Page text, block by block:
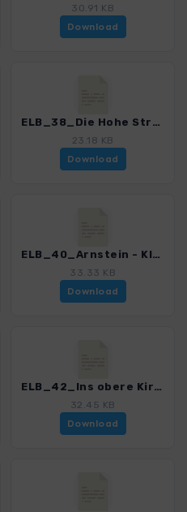
30.91 KB
Download
ELB_38_Die Hohe Strasse_4191_11.gpx
23.18 KB
Download
ELB_40_Arnstein - Kleinstein - Pohlshorn_4191_11.gpx
33.33 KB
Download
ELB_42_Ins obere Kirnitzschtal_4191_11.gpx
32.45 KB
Download